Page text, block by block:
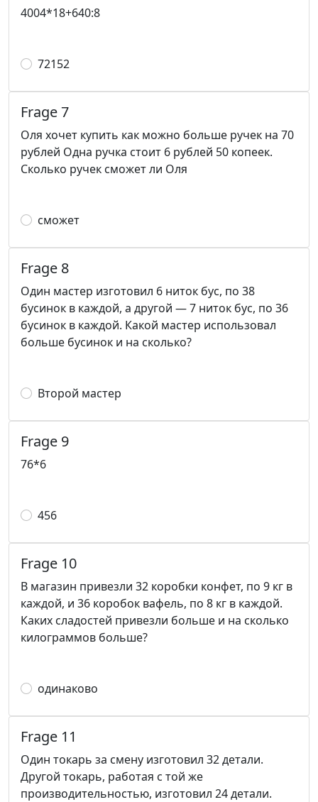
4004*18+640:8
72152
Frage 7
Оля хочет купить как можно больше ручек на 70
рублей Одна ручка стоит 6 рублей 50 копеек.
Сколько ручек сможет ли Оля
сможет
Frage 8
Один мастер изготовил 6 ниток бус, по 38
бусинок в каждой, а другой — 7 ниток бус, по 36
бусинок в каждой. Какой мастер использовал
больше бусинок и на сколько?
Второй мастер
Frage 9
76*6
456
Frage 10
В магазин привезли 32 коробки конфет, по 9 кг в
каждой, и 36 коробок вафель, по 8 кг в каждой.
Каких сладостей привезли больше и на сколько
килограммов больше?
одинаково
Frage 11
Один токарь за смену изготовил 32 детали.
Другой токарь, работая с той же
производительностью, изготовил 24 детали.